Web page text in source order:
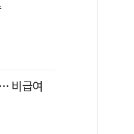
비급여